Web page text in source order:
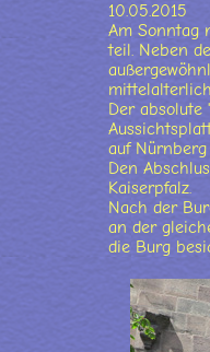
10.05.2015
Am Sonntag
teil. Neben
Der
auf
Den
Kaiserpfalz.
Nach der
an der
die Burg